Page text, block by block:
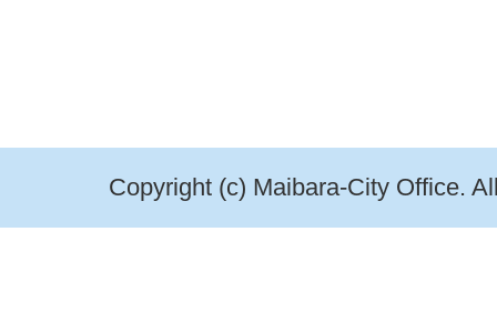
Copyright (c) Maibara-City Office.